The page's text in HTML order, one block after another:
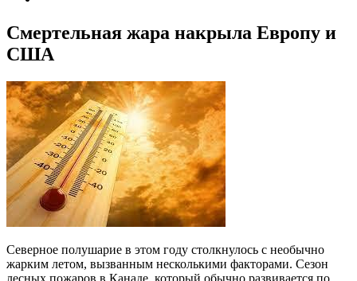
Смертельная жара накрыла Европу и
США
Северное полушарие в этом году столкнулось с необычно
жарким летом, вызванным несколькими факторами. Сезон
лесных пожаров в Канаде, который обычно развивается по